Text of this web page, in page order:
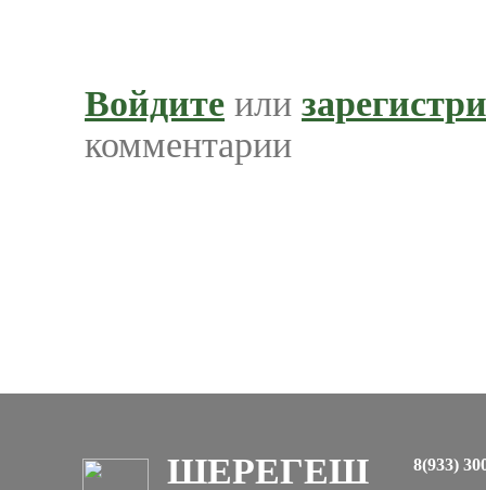
Войдите или
комментарии
ШЕРЕГЕШ 8(933)